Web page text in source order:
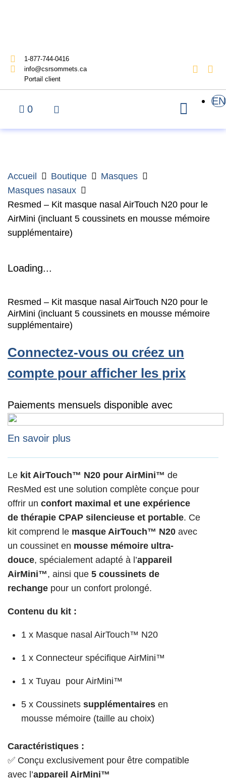
1-877-744-0416
info@csrsommets.ca
Portail client
EN
0
Accueil Boutique
Masques
Masques nasaux
Resmed – Kit masque nasal AirTouch N20 pour le
AirMini (incluant 5 coussinets en mousse mémoire
supplémentaire)
Loading...
Resmed – Kit masque nasal AirTouch N20 pour le
AirMini (incluant 5 coussinets en mousse mémoire
supplémentaire)
Connectez-vous ou créez un
compte pour afficher les prix
Paiements mensuels disponible avec
En savoir plus
Le kit AirTouch™ N20 pour AirMini™ de
ResMed est une solution complète conçue pour
offrir un confort maximal et une expérience
de thérapie CPAP silencieuse et portable. Ce
kit comprend le masque AirTouch™ N20 avec
un coussinet en mousse mémoire ultra-
douce, spécialement adapté à l’appareil
AirMini™, ainsi que 5 coussinets de
rechange pour un confort prolongé.
Contenu du kit :
1 x Masque nasal AirTouch™ N20
1 x Connecteur spécifique AirMini™
1 x Tuyau pour AirMini™
5 x Coussinets supplémentaires en
mousse mémoire (taille au choix)
Caractéristiques :
✅ Conçu exclusivement pour être compatible
avec l’appareil AirMini™